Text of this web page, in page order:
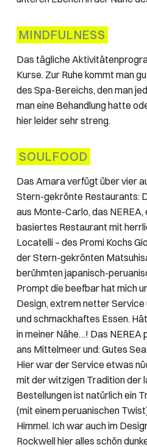
MINDFULNESS
Das tägliche
Kurse. Zur Ruhe kommt man
des Spa-Bereichs, den man
man eine Behandlung hatte
hier leider sehr streng.
SOULFOOD
Das Amara verfügt über vier
Stern-gekrönte Restaurants:
aus Monte-Carlo, das NEREA,
basiertes Restaurant mit
Locatelli – des Promi Kochs
der Stern-gekrönten
berühmten japanisch-
Prompt die beefbar hat mich
Design, extrem netter
und schmackhaftes Essen.
in meiner Nähe…! Das
ans Mittelmeer und: Gutes
Hier war der Service etwas
mit der witzigen Tradition der
Bestellungen ist natürlich ein
(mit einem peruanischen
Himmel. Ich war auch im
Rockwell hier alles schön